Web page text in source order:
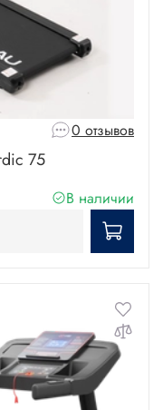
0 отзывов
75
В наличии